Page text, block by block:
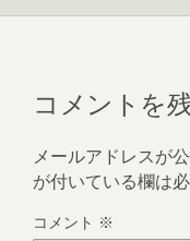
コメントを
メールアドレスが
が付いている欄は
コメント ※